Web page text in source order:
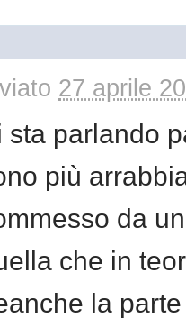
27 aprile
sta parlando
più
da
che in
la